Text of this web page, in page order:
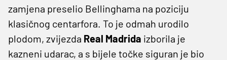
zamjena preselio Bellinghama na poziciju
klasičnog centarfora. To je odmah urodilo
plodom, zvijezda Real Madrida izborila je
kazneni udarac, a s bijele točke siguran je bio